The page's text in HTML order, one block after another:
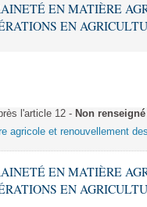
EN MATIÈRE
EN
l'article 12 - Non renseigné
agricole et renouvellement
EN MATIÈRE
EN